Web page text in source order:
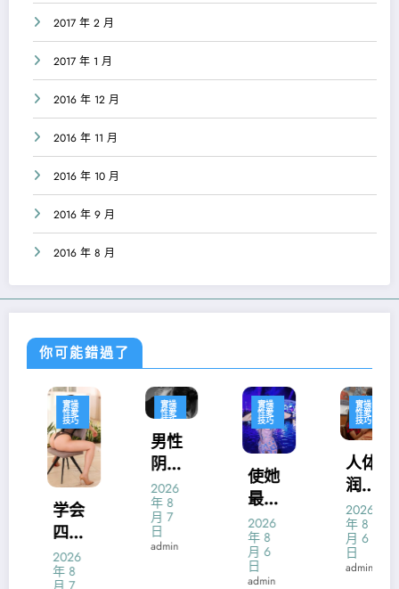
2017 年 2 月
2017 年 1 月
2016 年 12 月
2016 年 11 月
2016 年 10 月
2016 年 9 月
2016 年 8 月
你可能錯過了
技巧
学会
四种
性交
运动
2026
年 8
實操
性愛
技巧
男性
阴茎
炼：
硬度
强化
2026
年 8
月 7
admin
實操
性愛
技巧
使她
最易
达到
性高
潮体
2026
年 8
月 6
admin
實操
性愛
技巧
人体
润滑
液什
么牌
子好
2026
年 8
月 6
admin